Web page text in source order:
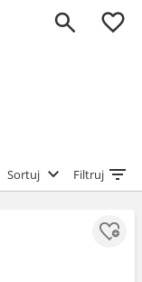
0
Sortuj Filtruj